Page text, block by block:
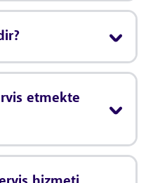
etmekte